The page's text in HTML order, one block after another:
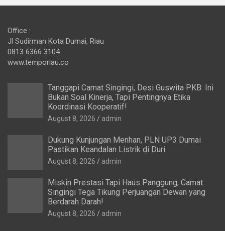
Office :
Jl Sudirman Kota Dumai, Riau
0813 6366 3104
www.temporiau.co
Tanggapi Camat Singingi, Desi Guswita PKB: Ini
Bukan Soal Kinerja, Tapi Pentingnya Etika
Koordinasi Kooperatif!
August 8, 2026 admin
Dukung Kunjungan Menhan, PLN UP3 Dumai
Pastikan Keandalan Listrik di Duri
August 8, 2026 admin
Miskin Prestasi Tapi Haus Panggung, Camat
Singingi Tega Tikung Perjuangan Dewan yang
Berdarah Darah!
August 8, 2026 admin